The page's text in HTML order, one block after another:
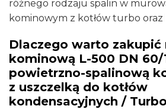
różnego rodzaju spalin w
kominowym z kotłów turbo
Dlaczego warto zakupić
kominową L-500 DN 60/
powietrzno-spalinową
z uszczelką do kotłów
kondensacyjnych /